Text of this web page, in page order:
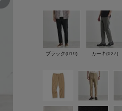
ブラック(019) カーキ(027)